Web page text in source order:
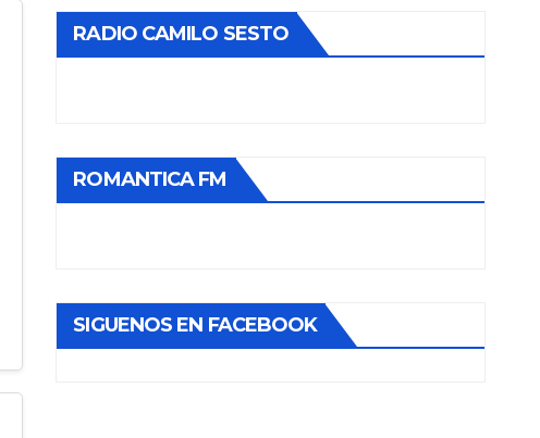
RADIO CAMILO SESTO
ROMANTICA FM
SIGUENOS EN FACEBOOK